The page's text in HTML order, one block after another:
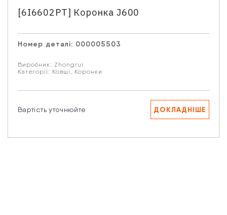
[6I6602PT] Коронка J600
Номер деталі: 000005503
Виробник: Zhongrui
Категорії: Ковші , Коронки
Вартість уточнюйте ДОКЛАДНІШЕ
Ваше запитання